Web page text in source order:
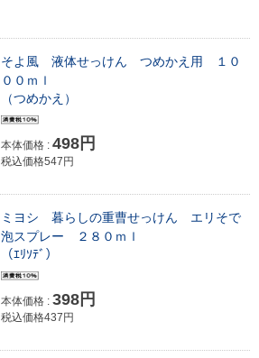
そよ風 液体せっけん つめかえ用 １０
００ｍｌ
（つめかえ）
本体価格 : 498円
税込価格547円
ミヨシ 暮らしの重曹せっけん エリそで
泡スプレー ２８０ｍｌ
（ｴﾘｿﾃﾞ）
本体価格 : 398円
税込価格437円